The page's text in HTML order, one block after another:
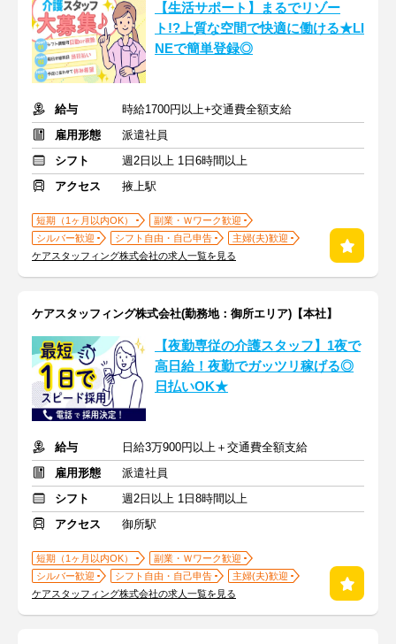
【生活サポート】まるでリゾー
ト!?上質な空間で快適に働ける★LI
NEで簡単登録◎
給与
時給1700円以上+交通費全額支給
雇用形態
派遣社員
シフト
週2日以上 1日6時間以上
アクセス
掖上駅
短期（1ヶ月以内OK）
副業・Ｗワーク歓迎
シルバー歓迎
シフト自由・自己申告
主婦(夫)歓迎
ケアスタッフィング株式会社の求人一覧を見る
ケアスタッフィング株式会社(勤務地：御所エリア)【本社】
【夜勤専従の介護スタッフ】1夜で
高日給！夜勤でガッツリ稼げる◎
日払いOK★
給与
日給3万900円以上＋交通費全額支給
雇用形態
派遣社員
シフト
週2日以上 1日8時間以上
アクセス
御所駅
短期（1ヶ月以内OK）
副業・Ｗワーク歓迎
シルバー歓迎
シフト自由・自己申告
主婦(夫)歓迎
ケアスタッフィング株式会社の求人一覧を見る